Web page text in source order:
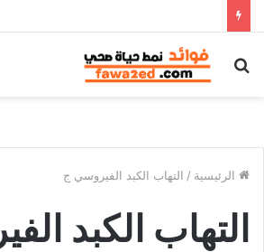
بحث
الرئيسية / التهاب الكبد الفيروسي ج
التهاب الكبد